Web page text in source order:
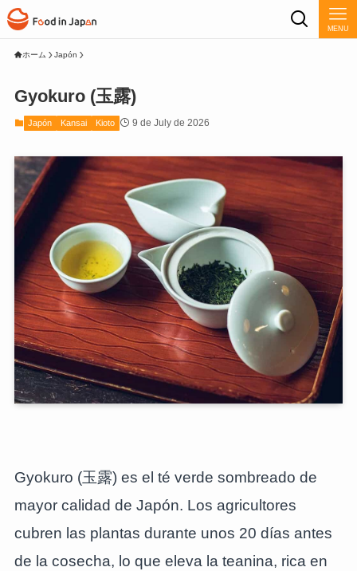
MENU
ホーム Japón
Gyokuro (玉露)
Japón Kansai Kioto 9 de July de 2026
Gyokuro (玉露) es el té verde sombreado de
mayor calidad de Japón. Los agricultores
cubren las plantas durante unos 20 días antes
de la cosecha, lo que eleva la teanina, rica en